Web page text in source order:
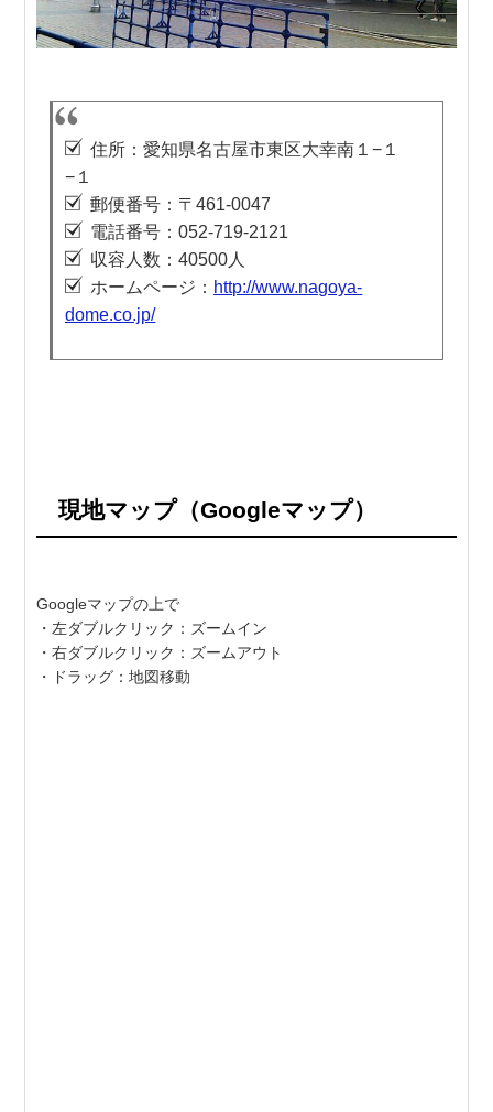
住所：愛知県名古屋市東区大幸南１−１
−１
郵便番号：〒461-0047
電話番号：052-719-2121
収容人数：40500人
ホームページ： http://www.nagoya-
dome.co.jp/
現地マップ（Googleマップ）
Googleマップの上で
・左ダブルクリック：ズームイン
・右ダブルクリック：ズームアウト
・ドラッグ：地図移動